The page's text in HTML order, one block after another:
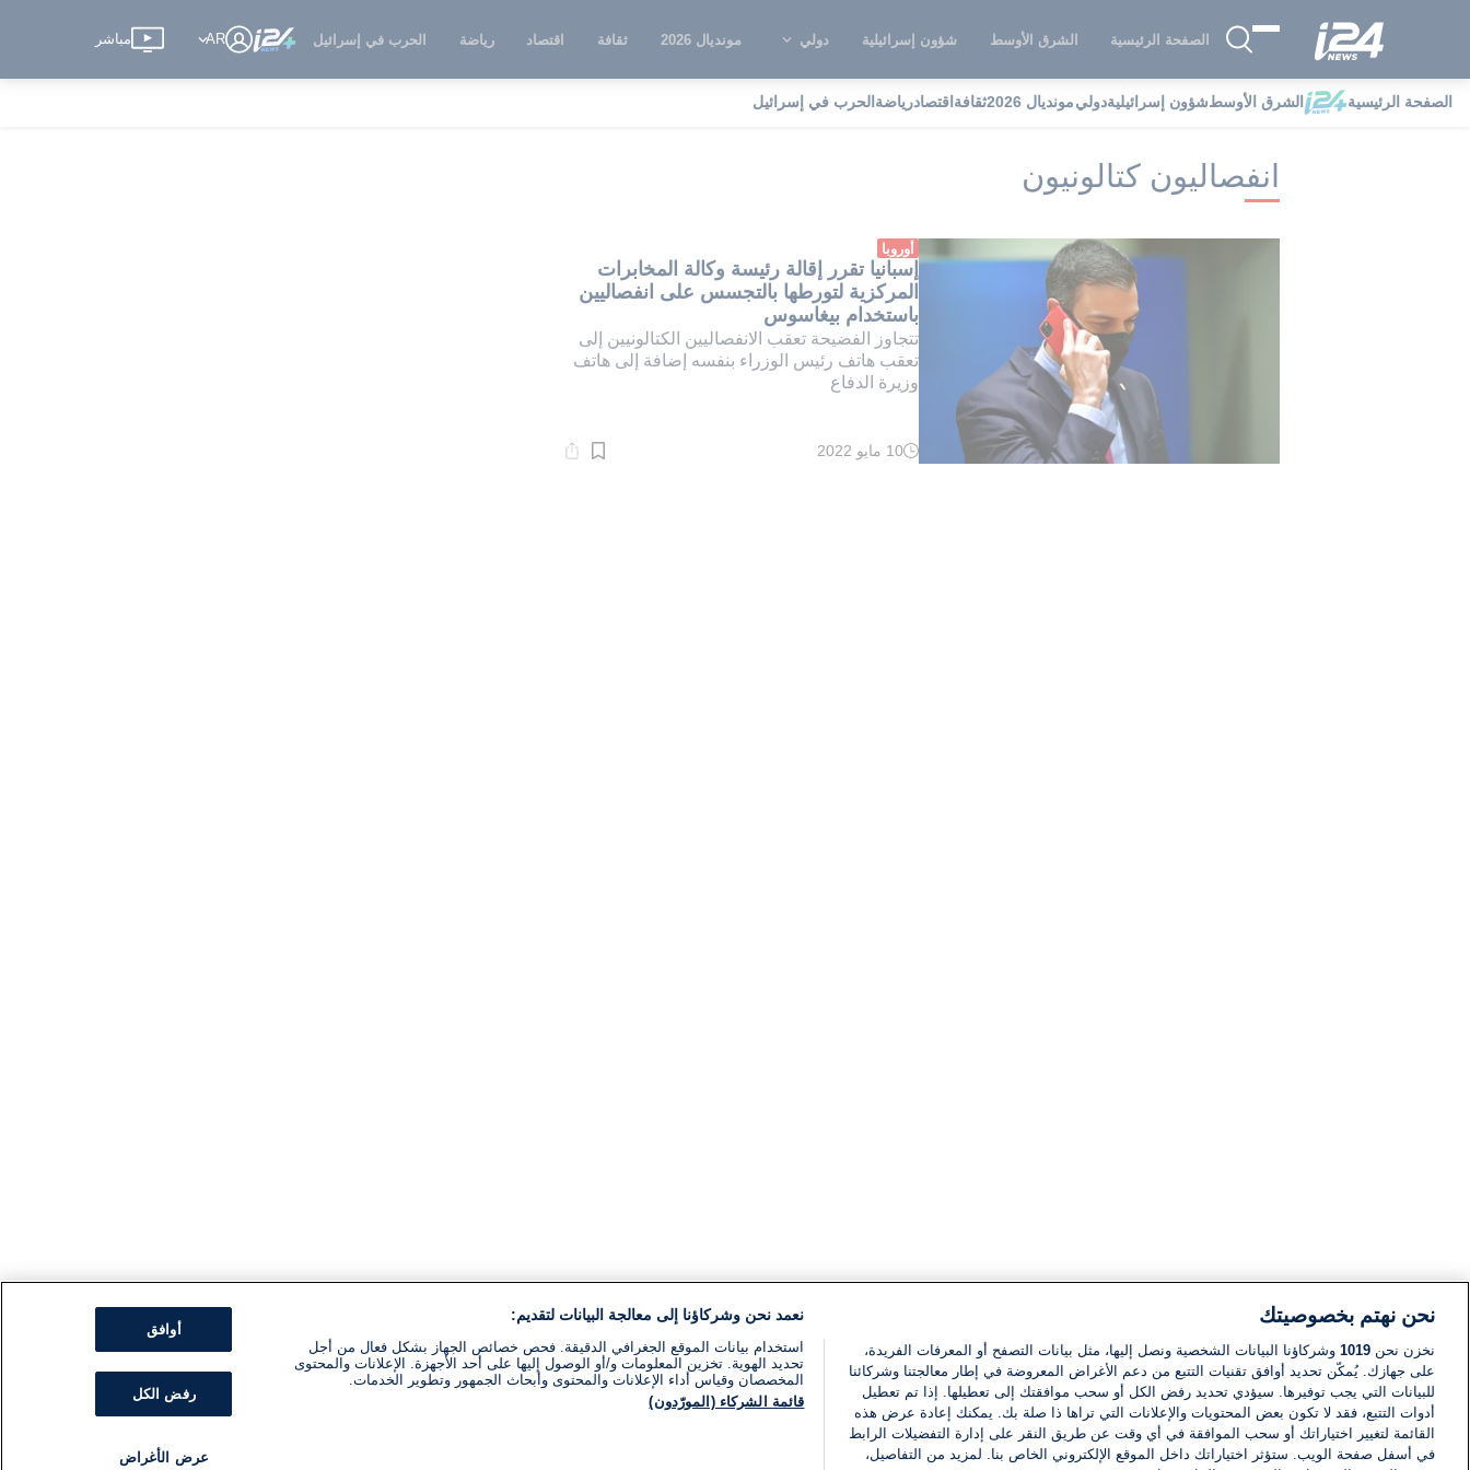
الصفحة الرئيسية الشرق الأوسط شؤون إسرائيلية دولي مونديال 2026 ثقافة اقتصاد رياضة الحرب في إسرائيل AR مباشر
الصفحة الرئيسية الشرق الأوسطشؤون إسرائيليةدوليمونديال 2026 ثقافة اقتصادرياضة الحرب في إسرائيل i24NEWS i24NEWS فهرس علامات انفصاليون كتالونيون
انفصاليون كتالونيون
أوروبا
إسبانيا تقرر إقالة رئيسة وكالة المخابرات
المركزية لتورطها بالتجسس على انفصاليين
باستخدام بيغاسوس
تتجاوز الفضيحة تعقب الانفصاليين الكتالونيين إلى
تعقب هاتف رئيس الوزراء بنفسه إضافة إلى هاتف
وزيرة الدفاع
وقت
10 مايو 2022
نحن نهتم بخصوصيتك
نخزن نحن 1019 وشركاؤنا البيانات الشخصية ونصل إليها، مثل بيانات التصفح أو المعرفات الفريدة،
على جهازك. يُمكّن تحديد أوافق تقنيات التتبع من دعم الأغراض المعروضة في إطار معالجتنا وشركائنا
للبيانات التي يجب توفيرها. سيؤدي تحديد رفض الكل أو سحب موافقتك إلى تعطيلها. إذا تم تعطيل
أدوات التتبع، فقد لا تكون بعض المحتويات والإعلانات التي تراها ذا صلة بك. يمكنك إعادة عرض هذه
القائمة لتغيير اختياراتك أو سحب الموافقة في أي وقت عن طريق النقر على إدارة التفضيلات الرابط
في أسفل صفحة الويب. ستؤثر اختياراتك داخل الموقع الإلكتروني الخاص بنا. لمزيد من التفاصيل،
نعمد نحن وشركاؤنا إلى معالجة البيانات لتقديم:
استخدام بيانات الموقع الجغرافي الدقيقة. فحص خصائص الجهاز بشكل فعال من أجل
تحديد الهوية. تخزين المعلومات و/أو الوصول إليها على أحد الأجهزة. الإعلانات والمحتوى
المخصصان وقياس أداء الإعلانات والمحتوى وأبحاث الجمهور وتطوير الخدمات.
قائمة الشركاء (المورّدون)
أوافق
رفض الكل
عرض الأغراض